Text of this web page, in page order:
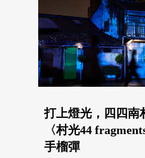
打上燈光，四四南
〈村光44
手榴彈